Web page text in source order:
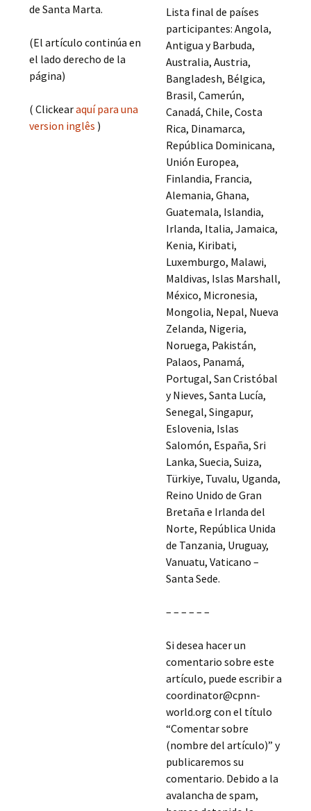
de Santa Marta.
(El artículo continúa en
el lado derecho de la
página)
( Clickearaquí para una
version inglês )
Lista final de países
participantes: Angola,
Antigua y Barbuda,
Australia, Austria,
Bangladesh, Bélgica,
Brasil, Camerún,
Canadá, Chile, Costa
Rica, Dinamarca,
República Dominicana,
Unión Europea,
Finlandia, Francia,
Alemania, Ghana,
Guatemala, Islandia,
Irlanda, Italia, Jamaica,
Kenia, Kiribati,
Luxemburgo, Malawi,
Maldivas, Islas Marshall,
México, Micronesia,
Mongolia, Nepal, Nueva
Zelanda, Nigeria,
Noruega, Pakistán,
Palaos, Panamá,
Portugal, San Cristóbal
y Nieves, Santa Lucía,
Senegal, Singapur,
Eslovenia, Islas
Salomón, España, Sri
Lanka, Suecia, Suiza,
Türkiye, Tuvalu, Uganda,
Reino Unido de Gran
Bretaña e Irlanda del
Norte, República Unida
de Tanzania, Uruguay,
Vanuatu, Vaticano –
Santa Sede.
– – – – – –
Si desea hacer un
comentario sobre este
artículo, puede escribir a
coordinator@cpnn-
world.org con el título
“Comentar sobre
(nombre del artículo)” y
publicaremos su
comentario. Debido a la
avalancha de spam,